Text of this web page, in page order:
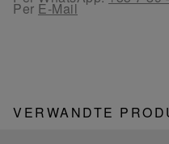
Per E-Mail
VERWANDTE